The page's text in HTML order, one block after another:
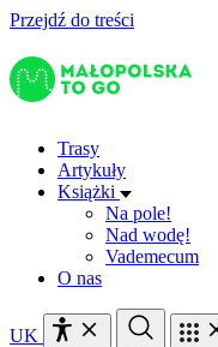
Przejdź do treści
Trasy
Artykuły
Książki
Na pole!
Nad wodę!
Vademecum
O nas
UK